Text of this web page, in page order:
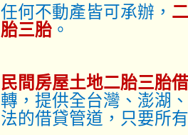
任何不動產皆可承辦，
胎三胎 。
民間房屋土地二胎三胎
轉，提供全台灣、澎湖
法的借貸管道，只要所